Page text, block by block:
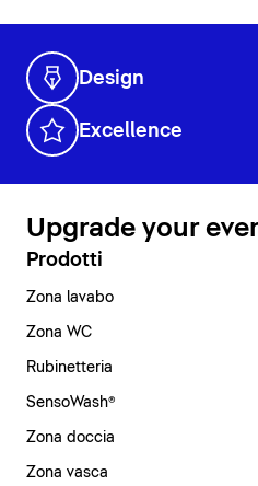
Design
Excellence
Upgrade your
Prodotti
Zona lavabo
Zona WC
Rubinetteria
SensoWash®
Zona doccia
Zona vasca